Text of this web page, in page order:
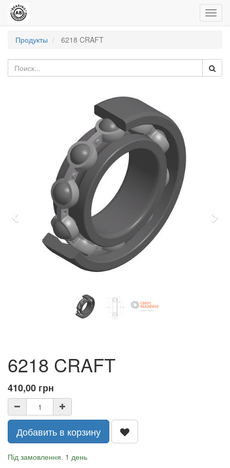
Продукты
6218 CRAFT
Previous
6218 CRAFT
410,00 грн
Добавить в корзину
Під замовлення. 1 день